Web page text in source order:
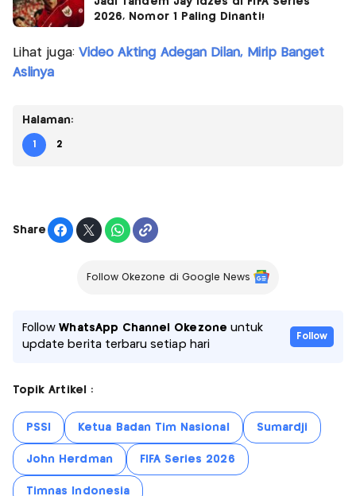
2026, Nomor 1 Paling Dinanti!
Lihat juga: Video Akting Adegan Dilan, Mirip Banget
Aslinya
Halaman:
1 2
Share
Follow Okezone di Google News
FollowWhatsApp Channel Okezone untuk
update berita terbaru setiap hari
Follow
Topik Artikel :
PSSI Ketua Badan Tim Nasional Sumardji
John Herdman FIFA Series 2026
Timnas Indonesia